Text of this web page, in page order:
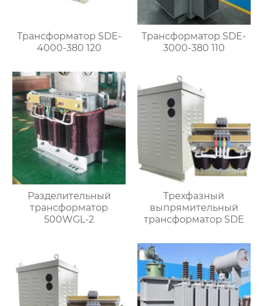
Трансформатор SDE-
4000-380 120
Трансформатор SDE-
3000-380 110
Разделительный
трансформатор
500WGL-2
Трехфазный
выпрямительный
трансформатор SDE